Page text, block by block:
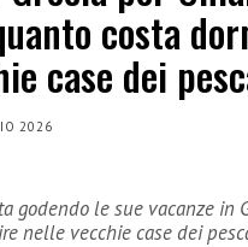
costa
case dei
2026
godendo le sue vacanze in
nelle vecchie case dei